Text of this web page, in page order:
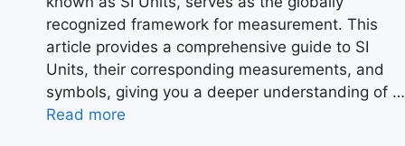
recognized framework for measurement. This
article provides a comprehensive guide to SI
Units, their corresponding measurements, and
symbols, giving you a deeper understanding of …
Read more